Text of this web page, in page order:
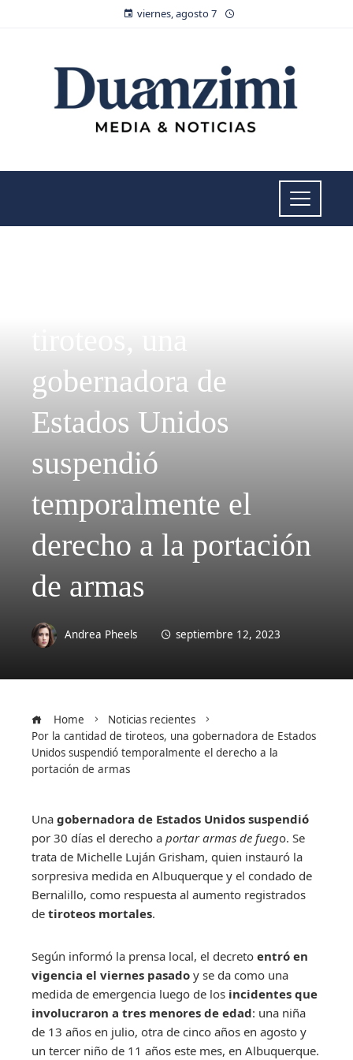
viernes, agosto 7
gobernadora de
Estados Unidos
suspendió
temporalmente el
derecho a la portación
de armas
Andrea Pheels septiembre 12, 2023
Home
Noticias recientes
Por la cantidad de tiroteos, una gobernadora de Estados
Unidos suspendió temporalmente el derecho a la
portación de armas
Una gobernadora de Estados Unidos suspendió
por 30 días el derecho a portar armas de fuego. Se
trata de Michelle Luján Grisham, quien instauró la
sorpresiva medida en Albuquerque y el condado de
Bernalillo, como respuesta al aumento registrados
de tiroteos mortales.
Según informó la prensa local, el decreto entró en
vigencia el viernes pasado y se da como una
medida de emergencia luego de los incidentes que
involucraron a tres menores de edad: una niña
de 13 años en julio, otra de cinco años en agosto y
un tercer niño de 11 años este mes, en Albuquerque.